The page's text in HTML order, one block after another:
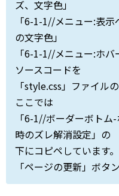
ズ、文字色」
「6-1-1//メニュー:表
の文字色」
「6-1-1//メニュー:ホ
ソースコードを
「style.css」ファイル
ここでは
「6-1//ボーダーボト
時のズレ解消設定」の
下にコピペしています。
「ページの更新」ボタ